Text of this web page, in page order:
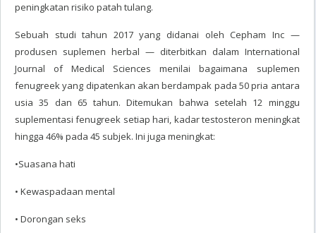
peningkatan risiko patah tulang.
Sebuah studi tahun 2017 yang didanai oleh Cepham Inc —
produsen suplemen herbal — diterbitkan dalam International
Journal of Medical Sciences menilai bagaimana suplemen
fenugreek yang dipatenkan akan berdampak pada 50 pria antara
usia 35 dan 65 tahun. Ditemukan bahwa setelah 12 minggu
suplementasi fenugreek setiap hari, kadar testosteron meningkat
hingga 46% pada 45 subjek. Ini juga meningkat:
•Suasana hati
• Kewaspadaan mental
• Dorongan seks